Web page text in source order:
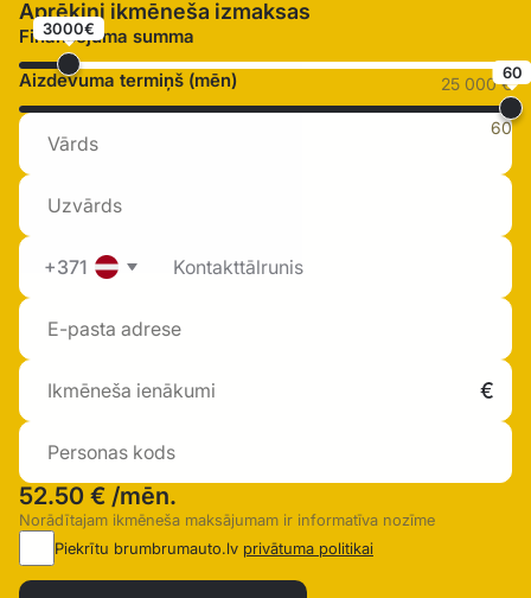
Aprēķini ikmēneša izmaksas
Finansējuma summa
3000€
25 000 €
Aizdevuma termiņš (mēn) 60
60
+371
52.50 € /mēn.
Norādītajam ikmēneša maksājumam ir informatīva nozīme
Piekrītu brumbrumauto.lv privātuma politikai